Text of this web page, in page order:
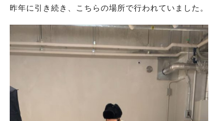
昨年に引き続き、こちらの場所で行われていました。